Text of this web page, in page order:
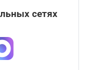
сетях